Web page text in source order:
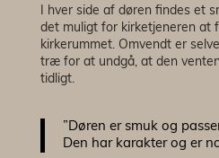
I hver side af døren findes et
det muligt for kirketjeneren at
kirkerummet. Omvendt er
træ for at undgå, at den
tidligt.
”Døren er smuk og
Den har karakter og er